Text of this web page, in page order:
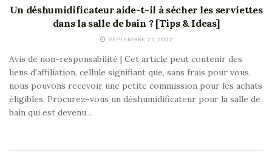
Un déshumidificateur aide-t-il à sécher les serviettes
dans la salle de bain ? [Tips & Ideas]
SEPTEMBRE 27, 2022
Avis de non-responsabilité | Cet article peut contenir des
liens d'affiliation, cellule signifiant que, sans frais pour vous,
nous pouvons recevoir une petite commission pour les achats
éligibles. Procurez-vous un déshumidificateur pour la salle de
bain qui est devenu...